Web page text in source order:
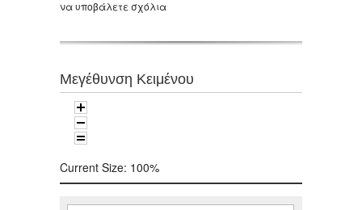
να υποβάλετε σχόλια
Μεγέθυνση Κειμένου
Current Size: 100%
Αναζήτηση